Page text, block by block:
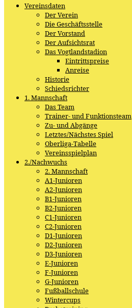
Vereinsdaten
Der Verein
Die Geschäftsstelle
Der Vorstand
Der Aufsichtsrat
Das Vogtlandstadion
Eintrittspreise
Anreise
Historie
Schiedsrichter
1. Mannschaft
Das Team
Trainer- und Funktionsteam
Zu- und Abgänge
Letztes/Nächstes Spiel
Oberliga-Tabelle
Vereinsspielplan
2./Nachwuchs
2. Mannschaft
A1-Junioren
A2-Junioren
B1-Junioren
B2-Junioren
C1-Junioren
C2-Junioren
D1-Junioren
D2-Junioren
D3-Junioren
E-Junioren
F-Junioren
G-Junioren
Fußballschule
Wintercups